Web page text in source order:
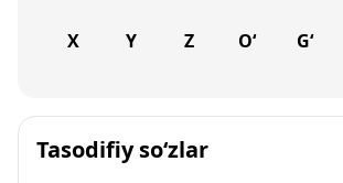
X Y Z O‘ G‘
Tasodifiy so‘zlar